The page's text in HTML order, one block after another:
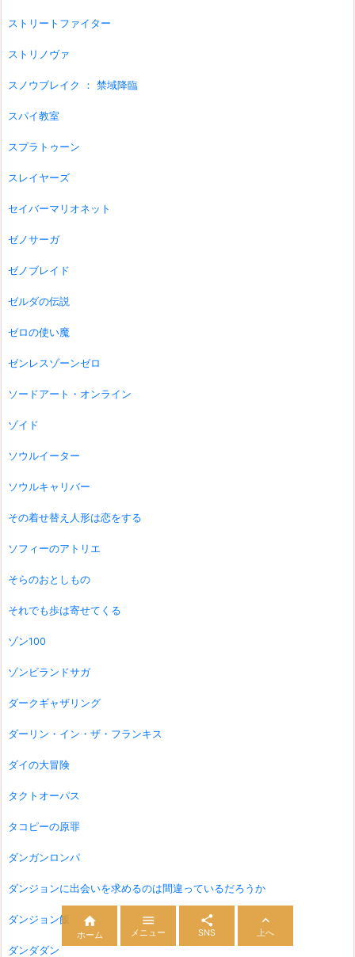
ストリートファイター
ストリノヴァ
スノウブレイク ： 禁域降臨
スパイ教室
スプラトゥーン
スレイヤーズ
セイバーマリオネット
ゼノサーガ
ゼノブレイド
ゼルダの伝説
ゼロの使い魔
ゼンレスゾーンゼロ
ソードアート・オンライン
ゾイド
ソウルイーター
ソウルキャリバー
その着せ替え人形は恋をする
ソフィーのアトリエ
そらのおとしもの
それでも歩は寄せてくる
ゾン100
ゾンビランドサガ
ダークギャザリング
ダーリン・イン・ザ・フランキス
ダイの大冒険
タクトオーパス
タコピーの原罪
ダンガンロンパ
ダンジョンに出会いを求めるのは間違っているだろうか
ダンジョン飯
ダンダダン

ホーム

メニュー

SNS

上へ